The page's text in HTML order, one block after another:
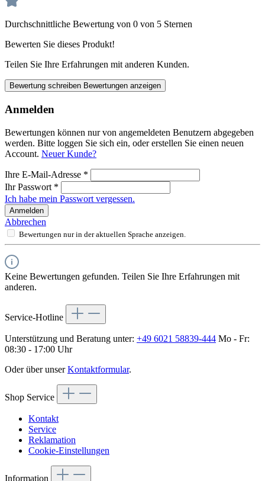
Durchschnittliche Bewertung von 0 von 5 Sternen
Bewerten Sie dieses Produkt!
Teilen Sie Ihre Erfahrungen mit anderen Kunden.
Bewertung schreiben Bewertungen anzeigen
Anmelden
Bewertungen können nur von angemeldeten Benutzern abgegeben
werden. Bitte loggen Sie sich ein, oder erstellen Sie einen neuen
Account. Neuer Kunde?
Ihre E-Mail-Adresse *
Ihr Passwort *
Ich habe mein Passwort vergessen.
Anmelden
Abbrechen
Bewertungen nur in der aktuellen Sprache anzeigen.
Keine Bewertungen gefunden. Teilen Sie Ihre Erfahrungen mit
anderen.
Service-Hotline
Unterstützung und Beratung unter: +49 6021 58839-444 Mo - Fr:
08:30 - 17:00 Uhr
Oder über unserKontaktformular.
Shop Service
Kontakt
Service
Reklamation
Cookie-Einstellungen
Information